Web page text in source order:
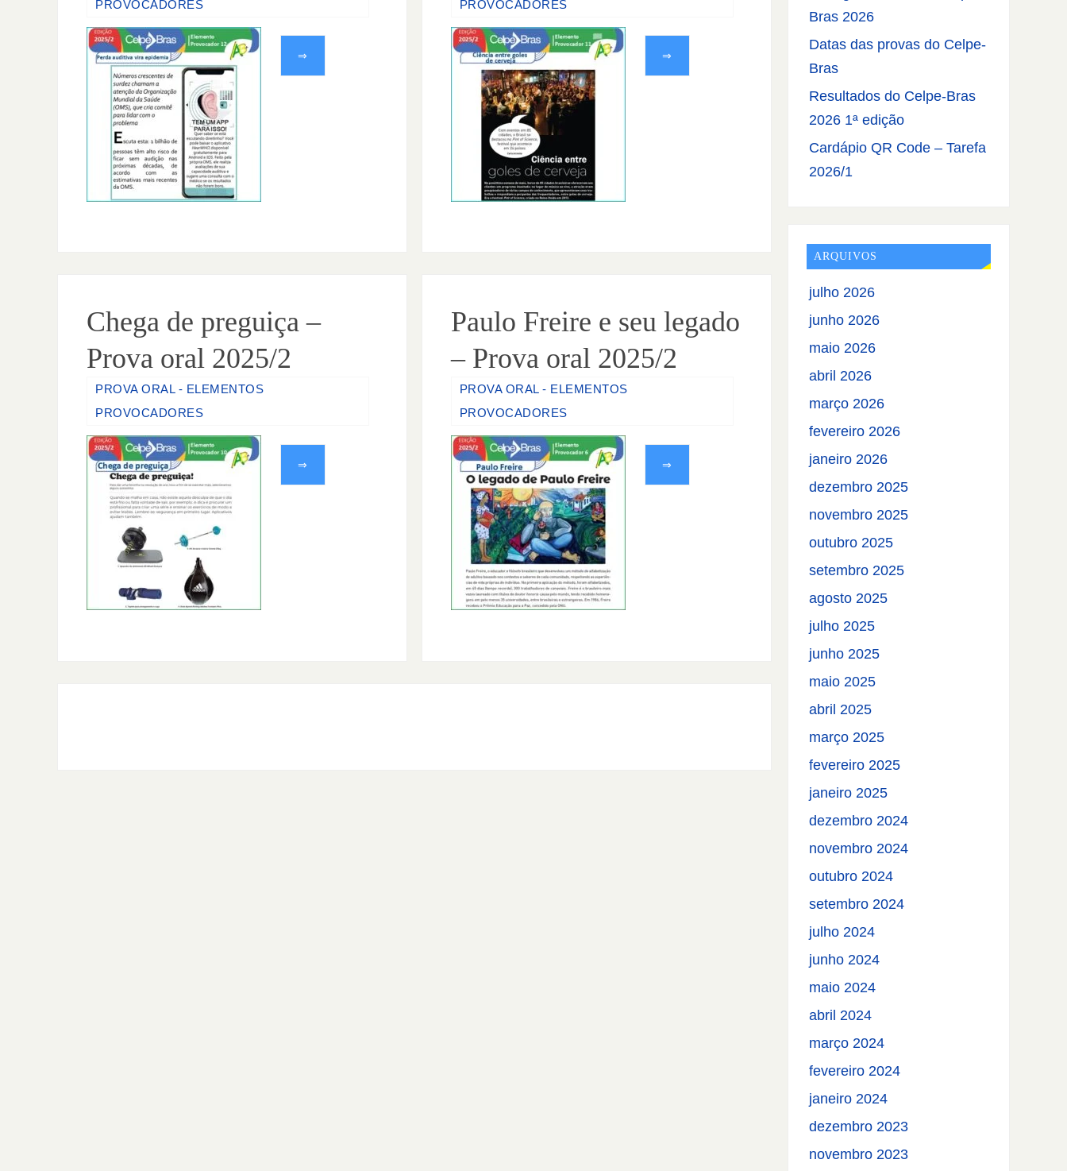
PROVOCADORES
⇒
PROVOCADORES
⇒
Chega de preguiça –
Prova oral 2025/2
PROVA ORAL - ELEMENTOS
PROVOCADORES
⇒
Paulo Freire e seu legado
– Prova oral 2025/2
PROVA ORAL - ELEMENTOS
PROVOCADORES
⇒
Bras 2026
Datas das provas do Celpe-
Bras
Resultados do Celpe-Bras
2026 1ª edição
Cardápio QR Code – Tarefa
2026/1
ARQUIVOS
julho 2026
junho 2026
maio 2026
abril 2026
março 2026
fevereiro 2026
janeiro 2026
dezembro 2025
novembro 2025
outubro 2025
setembro 2025
agosto 2025
julho 2025
junho 2025
maio 2025
abril 2025
março 2025
fevereiro 2025
janeiro 2025
dezembro 2024
novembro 2024
outubro 2024
setembro 2024
julho 2024
junho 2024
maio 2024
abril 2024
março 2024
fevereiro 2024
janeiro 2024
dezembro 2023
novembro 2023